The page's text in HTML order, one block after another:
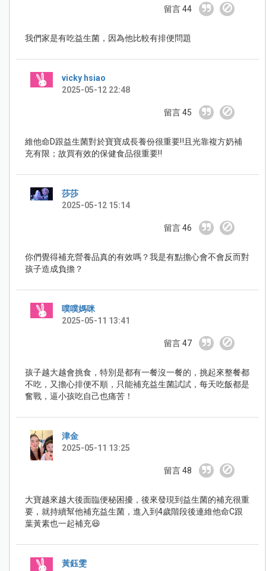
留言 44
我們家是有吃益生菌，因為他比較有排便問題
vicky hsiao
2025-05-12 22:48
留言 45
維他命D跟益生菌對於寶寶成長養份很重要‼️且光靠複方奶補
充有限；故買有效的保健食品很重要‼️
莎莎
2025-05-12 15:14
留言 46
你們覺得補充營養品真的有效嗎？我是有點擔心會不會反而對
孩子造成負擔？
噗噗媽咪
2025-05-11 13:41
留言 47
孩子越大越會挑食，特別是都有一餐沒一餐的，挑起來整餐都
不吃，又擔心排便不順，只能補充益生菌試試，每天吃飯都是
奮戰，逼小孩吃自己也痛苦！
津金
2025-05-11 13:25
留言 48
大寶越來越大後面臨便秘困擾，後來發現到益生菌的補充很重
要，就持續幫他補充益生菌，進入到4歲階段後連維他命C跟
葉黃素也一起補充😆
黃鈺雯